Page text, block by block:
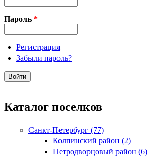
Пароль *
Регистрация
Забыли пароль?
Каталог поселков
Санкт-Петербург (77)
Колпинский район (2)
Петродворцовый район (6)